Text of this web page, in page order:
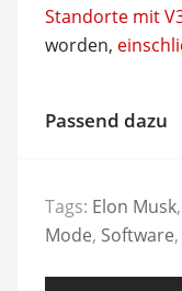
Standorte mit
worden,
Passend dazu
Tags: Elon Musk,
Mode, Software,